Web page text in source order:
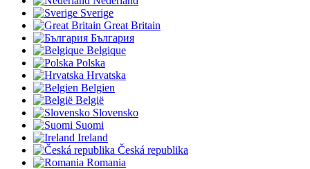
Sverige
Great Britain
България
Belgique
Polska
Hrvatska
Belgien
België
Slovensko
Suomi
Ireland
Česká republika
Romania